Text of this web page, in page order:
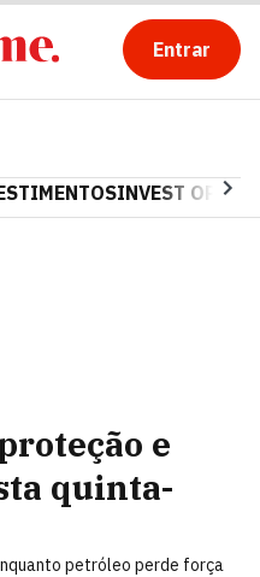
Entrar
INVEST OPINA
e
quinta-
petróleo perde força